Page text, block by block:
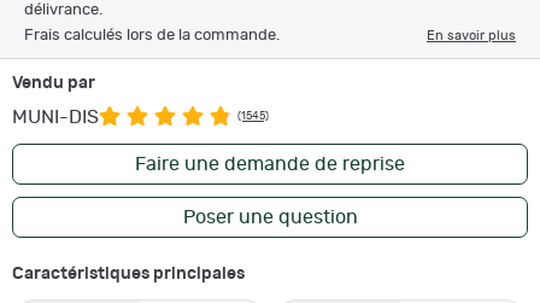
délivrance.
Frais calculés lors de la commande.
En savoir plus
Vendu par
MUNI-DIS (1545)
Faire une demande de reprise
Poser une question
Caractéristiques principales